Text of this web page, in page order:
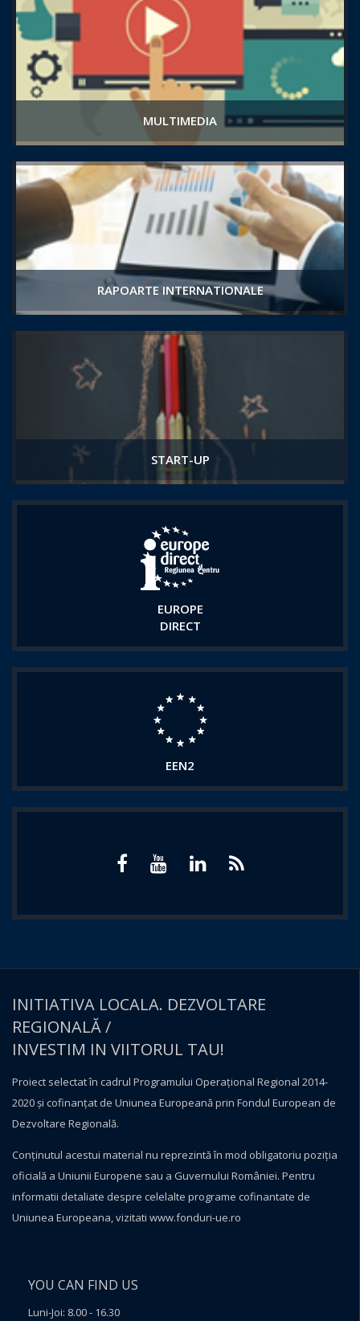
MULTIMEDIA
RAPOARTE INTERNATIONALE
START-UP
EUROPE
DIRECT
EEN2
INITIATIVA LOCALA. DEZVOLTARE
REGIONALĂ /
INVESTIM IN VIITORUL TAU!
Proiect selectat în cadrul Programului Operațional Regional 2014-
2020 și cofinanțat de Uniunea Europeană prin Fondul European de
Dezvoltare Regională.
Conţinutul acestui material nu reprezintă în mod obligatoriu poziţia
oficială a Uniunii Europene sau a Guvernului României. Pentru
informatii detaliate despre celelalte programe cofinantate de
Uniunea Europeana, vizitati www.fonduri-ue.ro
YOU CAN FIND US
Luni-Joi: 8.00 - 16.30